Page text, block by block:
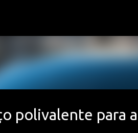
polivalente para